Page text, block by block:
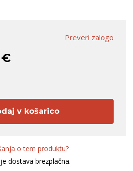
Preveri zalogo
€
v košarico
o tem produktu?
dostava brezplačna.